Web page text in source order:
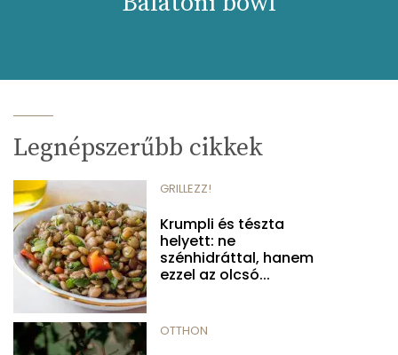
Legnépszerűbb cikkek
GRILLEZZ!
Krumpli és tészta
helyett: ne
szénhidráttal, hanem
ezzel az olcsó...
OTTHON